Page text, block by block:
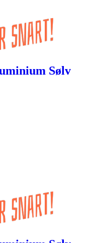
Sølv